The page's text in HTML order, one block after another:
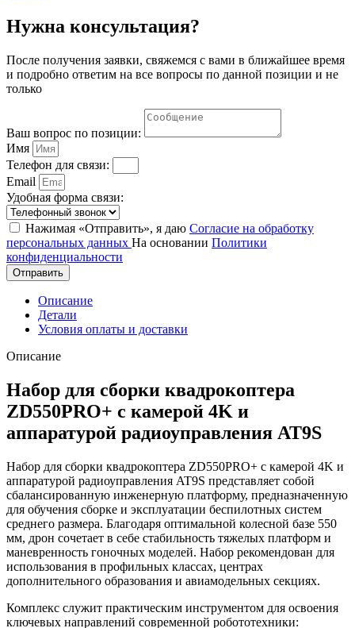
Нужна консультация?
После получения заявки, свяжемся с вами в ближайшее время
и подробно ответим на все вопросы по данной позиции и не
только
Ваш вопрос по позиции:
Имя
Телефон для связи:
Email
Удобная форма связи:
Нажимая «Отправить», я даю Согласие на обработку
персональных данных На основании Политики
конфиденциальности
Отправить
Описание
Детали
Условия оплаты и доставки
Описание
Набор для сборки квадрокоптера
ZD550PRO+ с камерой 4K и
аппаратурой радиоуправления AT9S
Набор для сборки квадрокоптера ZD550PRO+ с камерой 4K и
аппаратурой радиоуправления AT9S представляет собой
сбалансированную инженерную платформу, предназначенную
для обучения сборке и эксплуатации беспилотных систем
среднего размера. Благодаря оптимальной колесной базе 550
мм, дрон сочетает в себе стабильность тяжелых платформ и
маневренность гоночных моделей. Набор рекомендован для
использования в профильных классах, центрах
дополнительного образования и авиамодельных секциях.
Комплекс служит практическим инструментом для освоения
ключевых направлений современной робототехники: